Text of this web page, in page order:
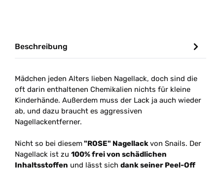
Beschreibung
Mädchen jeden Alters lieben Nagellack, doch sind die
oft darin enthaltenen Chemikalien nichts für kleine
Kinderhände. Außerdem muss der Lack ja auch wieder
ab, und dazu braucht es aggressiven
Nagellackentferner.
Nicht so bei diesem"ROSE" Nagellackvon Snails. Der
Nagellack ist zu 100% frei von schädlichen
Inhaltsstoffen und lässt sich dank seiner Peel-Off